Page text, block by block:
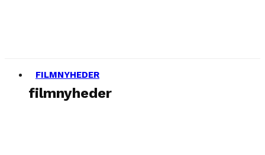
FILMNYHEDER
filmnyheder